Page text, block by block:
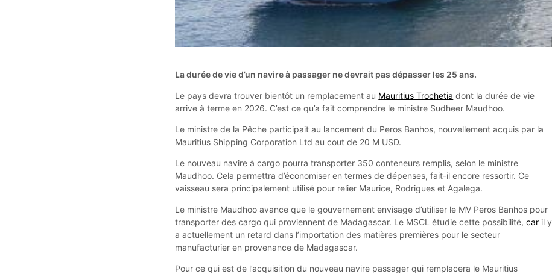
La durée de vie d’un navire à passager ne devrait pas dépasser les 25 ans.
Le pays devra trouver bientôt un remplacement au Mauritius Trochetia dont la durée de vie
arrive à terme en 2026. C’est ce qu’a fait comprendre le ministre Sudheer Maudhoo.
Le ministre de la Pêche participait au lancement du Peros Banhos, nouvellement acquis par la
Mauritius Shipping Corporation Ltd au cout de 20 M USD.
Le nouveau navire à cargo pourra transporter 350 conteneurs remplis, selon le ministre
Maudhoo. Cela permettra d’économiser en termes de dépenses, fait-il encore ressortir. Ce
vaisseau sera principalement utilisé pour relier Maurice, Rodrigues et Agalega.
Le ministre Maudhoo avance que le gouvernement envisage d’utiliser le MV Peros Banhos pour
transporter des cargo qui proviennent de Madagascar. Le MSCL étudie cette possibilité,car il y
a actuellement un retard dans l’importation des matières premières pour le secteur
manufacturier en provenance de Madagascar.
Pour ce qui est de l’acquisition du nouveau navire passager qui remplacera le Mauritius